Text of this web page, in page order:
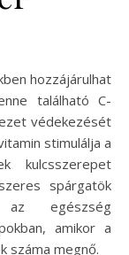
hozzájárulhat
található C-
védekezését
stimulálja a
kulcsszerepet
spárgatök
az egészség
amikor a
száma megnő.